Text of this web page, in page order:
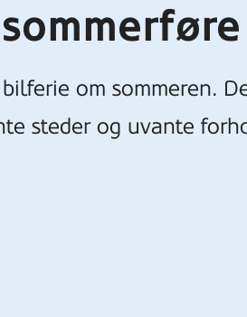
om sommeren.
steder og uvante